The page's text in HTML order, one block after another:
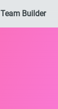
Team Builder